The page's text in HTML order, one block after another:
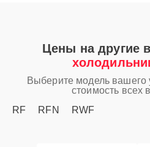
Цены на другие
Выберите модель вашего
стоимость всех
RF
RFN RWF